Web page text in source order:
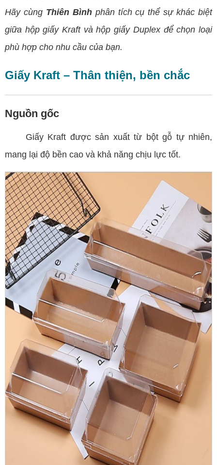
Hãy cùng Thiên Bìnhphân tích cụ thể sự khác biệt
giữa hộp giấy Kraft và hộp giấy Duplex để chọn loại
phù hợp cho nhu cầu của bạn.
Giấy Kraft – Thân thiện, bền chắc
Nguồn gốc
Giấy Kraft được sản xuất từ bột gỗ tự nhiên,
mang lại độ bền cao và khả năng chịu lực tốt.